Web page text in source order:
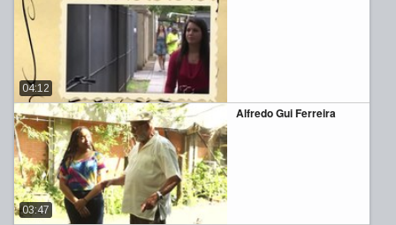
04:12
Alfredo Gui Ferreira
03:47